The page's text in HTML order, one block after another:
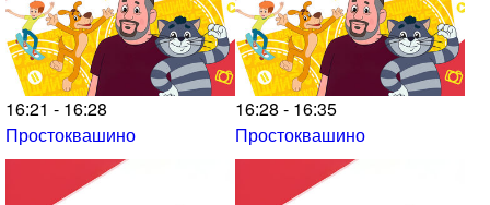
16:21 - 16:28
Простоквашино
16:28 - 16:35
Простоквашино